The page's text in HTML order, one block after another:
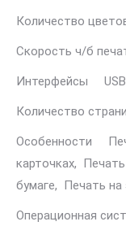
Количество
Скорость ч/б
Интерфейсы USB
Количество
Особенности
карточках,
бумаге, Печать на
Операционная